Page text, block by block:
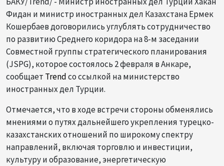
Фидан и министр иностранных дел Казахстана Ермек
Кошербаев договорились углублять сотрудничество
по развитию Среднего коридора на 8-м заседании
Совместной группы стратегического планирования
(JSPG), которое состоялось 2 февраля в Анкаре,
сообщает Trendсо ссылкой на министерство
иностранных дел Турции.
Отмечается, что в ходе встречи стороны обменялись
мнениями о путях дальнейшего укрепления турецко-
казахстанских отношений по широкому спектру
направлений, включая торговлю и инвестиции,
культуру и образование, энергетическую